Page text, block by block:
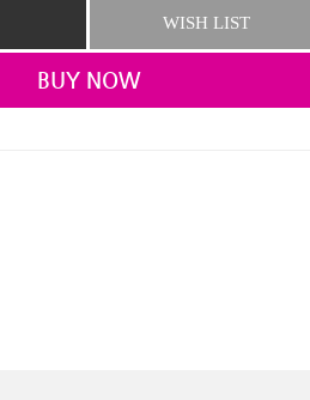
WISH LIST
BUY NOW